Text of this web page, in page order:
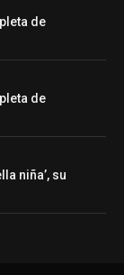
de
de
niña’, su